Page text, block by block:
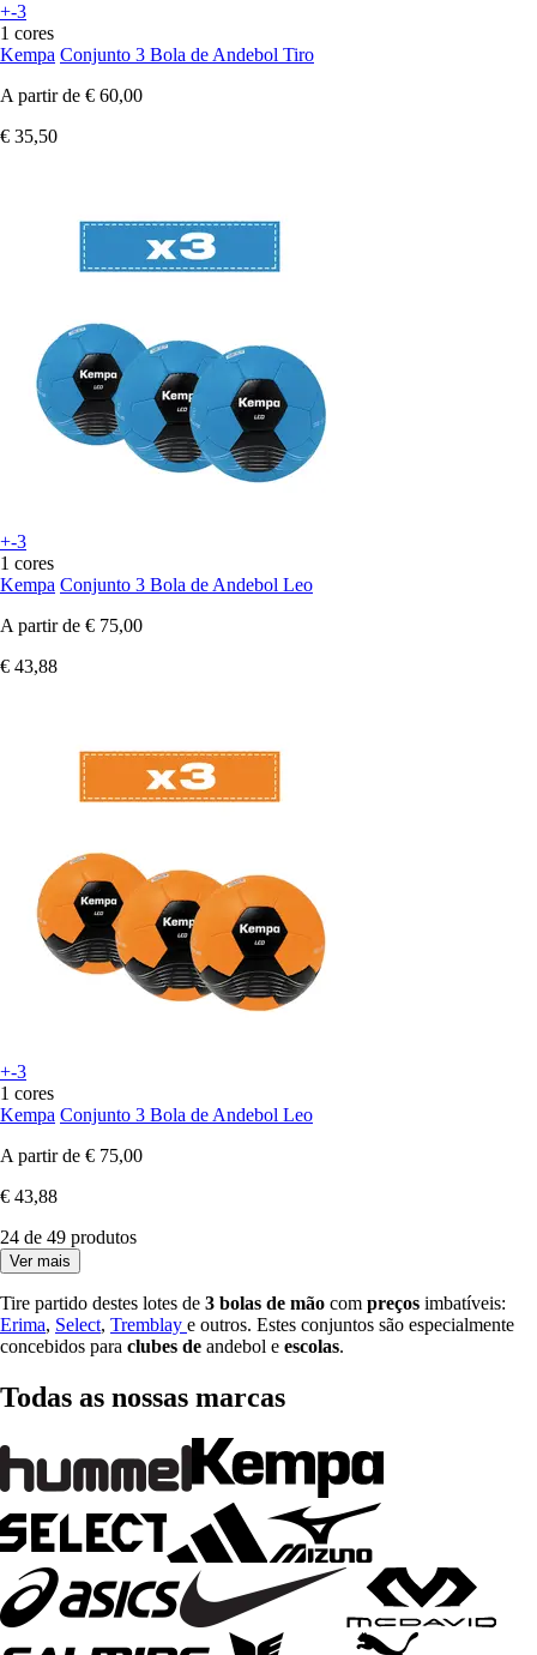
+-3
1 cores
Kempa Conjunto 3 Bola de Andebol Tiro
A partir de € 60,00
€ 35,50
+-3
1 cores
Kempa Conjunto 3 Bola de Andebol Leo
A partir de € 75,00
€ 43,88
+-3
1 cores
Kempa Conjunto 3 Bola de Andebol Leo
A partir de € 75,00
€ 43,88
24 de 49 produtos
Ver mais
Tire partido destes lotes de 3 bolas de mão com preços imbatíveis:
Erima, Select, Tremblay e outros. Estes conjuntos são especialmente
concebidos para clubes de andebol e escolas.
Todas as nossas marcas